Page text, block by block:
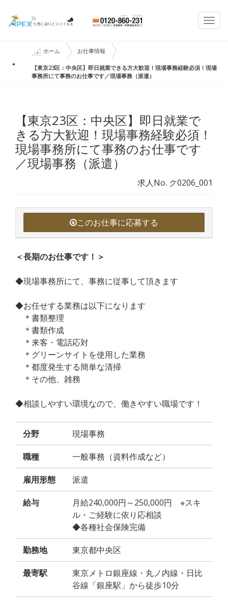
ホーム お仕事情報
【東京23区：中央区】即日就業できる方大歓迎！現場事務経験必須！現場
事務所にて事務のお仕事です／現場事務（派遣）
【東京23区：中央区】即日就業で
きる方大歓迎！現場事務経験必須！
現場事務所にて事務のお仕事です
／現場事務（派遣）
求人No. ク0206_001
このお仕事に応募する
＜長期のお仕事です！＞
◆現場事務所にて、事務に従事して頂きます
◆お任せする業務は以下になります
＊書類整理
＊書類作成
＊来客・電話応対
＊グリーンサイトを使用した業務
＊都度発生する簡単な清掃
＊その他、雑務
◆相談しやすい環境なので、働きやすい職場です！
分野 現場事務
職種 一般事務（資料作成など）
雇用形態 派遣
給与
月給240,000円～250,000円 ※スキ
ル・ご経験に依り応相談
◆各種社会保険完備
勤務地 東京都中央区
最寄駅
東京メトロ銀座線・丸ノ内線・日比
谷線「銀座駅」から徒歩10分